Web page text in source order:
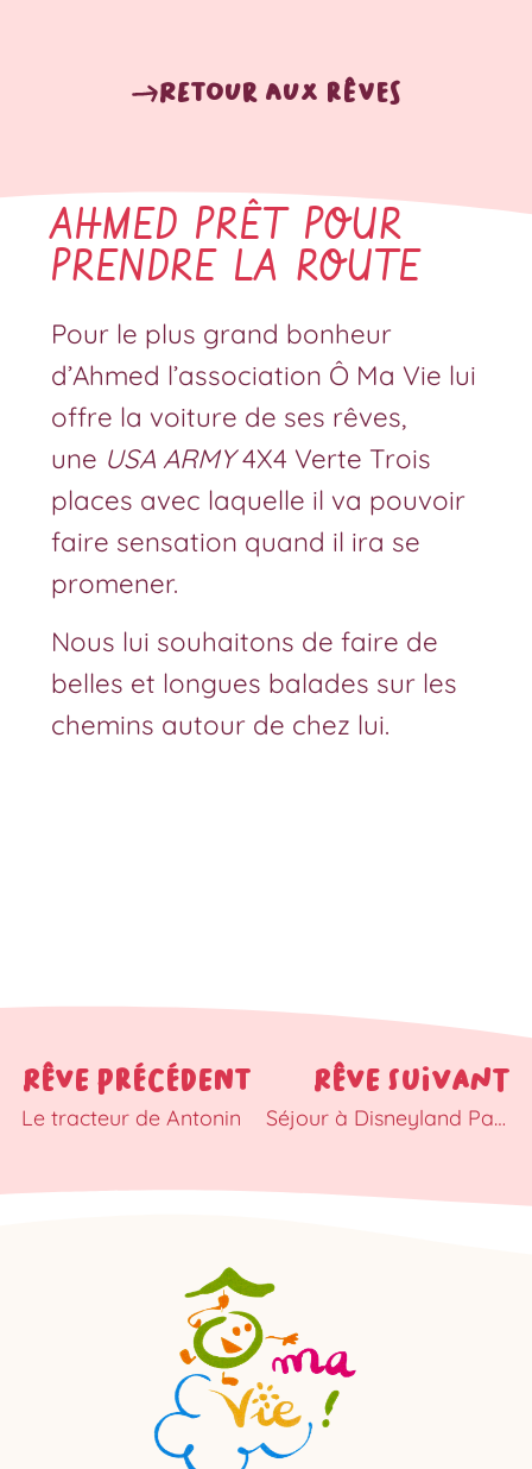
Retour aux rêves
AHMED PRÊT POUR
PRENDRE LA ROUTE
Pour le plus grand bonheur
d’Ahmed l’association Ô Ma Vie lui
offre la voiture de ses rêves,
une USA ARMY4X4 Verte Trois
places avec laquelle il va pouvoir
faire sensation quand il ira se
promener.
Nous lui souhaitons de faire de
belles et longues balades sur les
chemins autour de chez lui.
RÊVE PRÉCÉDENT
Le tracteur de Antonin
RÊVE SUIVANT
Séjour à Disneyland Paris du 19 au 21 janvier 2024 pour Rose, Emy et Augustin.